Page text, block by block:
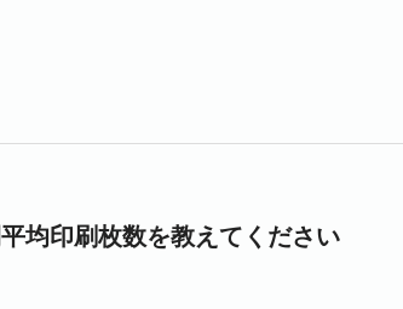
均印刷枚数を教えてください